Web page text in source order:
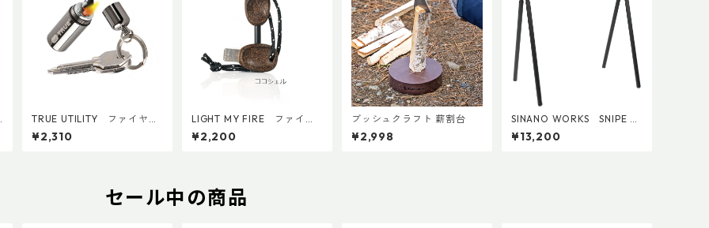
TRUE UTILITY ファイヤー
スタッシュ
¥2,310
LIGHT MY FIRE ファイヤ
ースチールスカウト
¥2,200
ブッシュクラフト 薪割台
¥2,998
SINANO WORKS SNIPE H
ANGER SOLO
¥13,200
セール中の商品